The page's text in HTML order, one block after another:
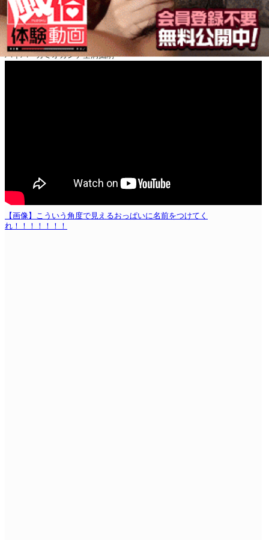
ハイパーカミオカンデ空洞掘削
【画像】こういう角度で見えるおっぱいに名前をつけてく
れ！！！！！！！